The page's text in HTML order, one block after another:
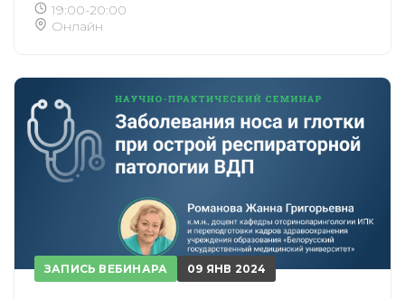
19:00-20:00
Онлайн
ЗАПИСЬ ВЕБИНАРА 09 ЯНВ 2024